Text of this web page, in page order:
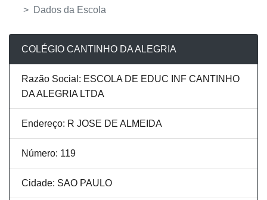
Dados da Escola
COLÉGIO CANTINHO DA ALEGRIA
Razão Social: ESCOLA DE EDUC INF CANTINHO
DA ALEGRIA LTDA
Endereço: R JOSE DE ALMEIDA
Número: 119
Cidade: SAO PAULO